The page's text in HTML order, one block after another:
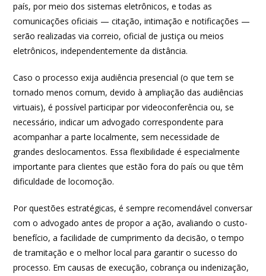
país, por meio dos sistemas eletrônicos, e todas as
comunicações oficiais — citação, intimação e notificações —
serão realizadas via correio, oficial de justiça ou meios
eletrônicos, independentemente da distância.
Caso o processo exija audiência presencial (o que tem se
tornado menos comum, devido à ampliação das audiências
virtuais), é possível participar por videoconferência ou, se
necessário, indicar um advogado correspondente para
acompanhar a parte localmente, sem necessidade de
grandes deslocamentos. Essa flexibilidade é especialmente
importante para clientes que estão fora do país ou que têm
dificuldade de locomoção.
Por questões estratégicas, é sempre recomendável conversar
com o advogado antes de propor a ação, avaliando o custo-
benefício, a facilidade de cumprimento da decisão, o tempo
de tramitação e o melhor local para garantir o sucesso do
processo. Em causas de execução, cobrança ou indenização,